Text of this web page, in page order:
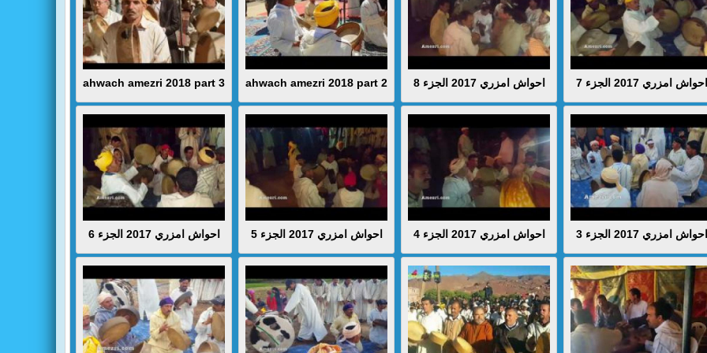
ahwach amezri 2018 part 3 ahwach amezri 2018 part 2 احواش امزري 2017 الجزء 8 احواش امزري 2017 الجزء 7
احواش امزري 2017 الجزء 6 احواش امزري 2017 الجزء 5 احواش امزري 2017 الجزء 4 احواش امزري 2017 الجزء 3